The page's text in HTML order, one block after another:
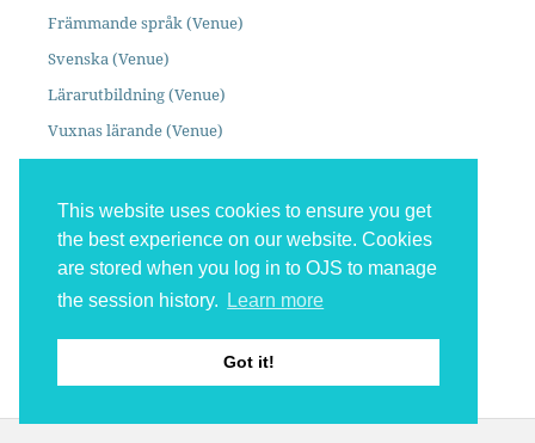
This website uses cookies to ensure you get
the best experience on our website. Cookies
are stored when you log in to OJS to manage
the session history.
Learn more
Got it!
Främmande språk (Venue)
Svenska (Venue)
Lärarutbildning (Venue)
Vuxnas lärande (Venue)
SENASTE NUMRET